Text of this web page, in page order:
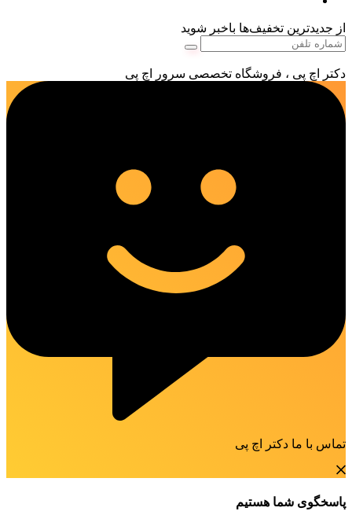
از جدیدترین تخفیف‌ها باخبر شوید
دکتر اچ پی ، فروشگاه تخصصی سرور اچ پی
تماس با ما دکتر اچ پی
پاسخگوی شما هستیم